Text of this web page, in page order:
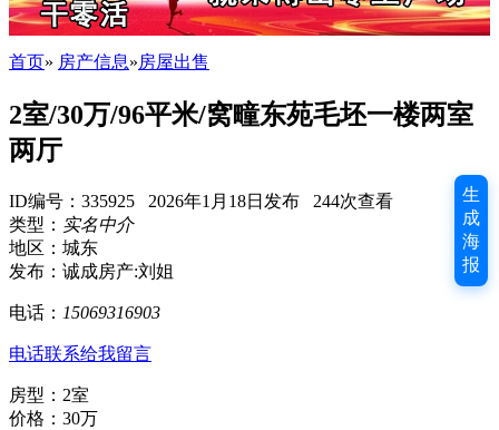
首页» 房产信息»房屋出售
2室/30万/96平米/窝疃东苑毛坯一楼两室
两厅
ID编号：335925 2026年1月18日发布 244次查看
类型： 实名中介
地区：城东
发布：诚成房产:刘姐
电话： 15069316903
电话联系给我留言
房型：2室
价格：30万
生
成
海
报